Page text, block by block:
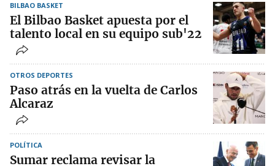
BILBAO BASKET
El Bilbao Basket apuesta por el
talento local en su equipo sub'22
OTROS DEPORTES
Paso atrás en la vuelta de Carlos
Alcaraz
POLÍTICA
Sumar reclama revisar la